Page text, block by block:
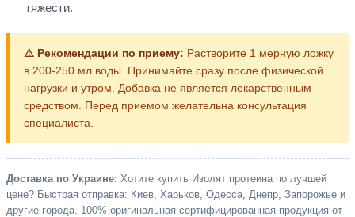
тяжести.
⚠️ Рекомендации по приему: Растворите 1 мерную ложку
в 200-250 мл воды. Принимайте сразу после физической
нагрузки и утром. Добавка не является лекарственным
средством. Перед приемом желательна консультация
специалиста.
Доставка по Украине: Хотите купить Изолят протеина по лучшей
цене? Быстрая отправка: Киев, Харьков, Одесса, Днепр, Запорожье и
другие города. 100% оригинальная сертифицированная продукция от